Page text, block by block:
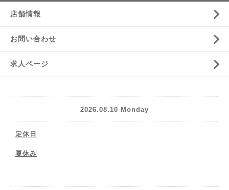
店舗情報
お問い合わせ
求人ページ
2026.08.10 Monday
定休日
夏休み